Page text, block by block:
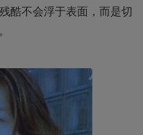
酷不会浮于表面，而是切